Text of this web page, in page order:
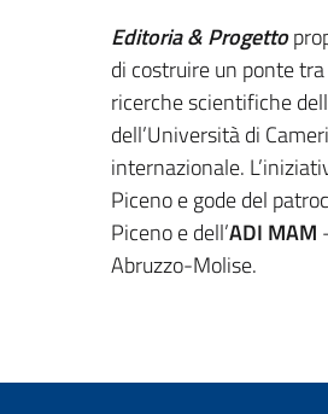
Editoria & Progetto
di costruire un ponte
ricerche scientifiche
dell’Università di
internazionale.
Piceno e gode del
Piceno e dell’ADI MAM
Abruzzo-Molise.